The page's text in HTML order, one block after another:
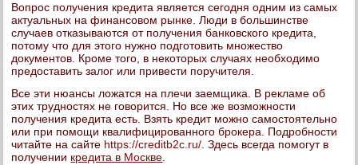
Вопрос получения кредита является сегодня одним из самых
актуальных на финансовом рынке. Люди в большинстве
случаев отказываются от получения банковского кредита,
потому что для этого нужно подготовить множество
документов. Кроме того, в некоторых случаях необходимо
предоставить залог или привести поручителя.
Все эти нюансы ложатся на плечи заемщика. В рекламе об
этих трудностях не говорится. Но все же возможности
получения кредита есть. Взять кредит можно самостоятельно
или при помощи квалифицированного брокера. Подробности
читайте на сайте https://creditb2c.ru/ . Здесь всегда помогут в
получении кредита в Москве